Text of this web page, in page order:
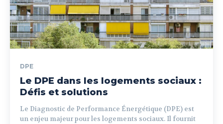
DPE
Le DPE dans les logements sociaux :
Défis et solutions
Le Diagnostic de Performance Énergétique (DPE) est
un enjeu majeur pour les logements sociaux. Il fournit